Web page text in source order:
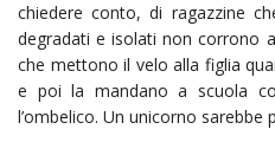
chiedere conto, di ragazzine
degradati e isolati non corrono
che mettono il velo alla figlia
e poi la mandano a scuola
l’ombelico. Un unicorno sarebbe